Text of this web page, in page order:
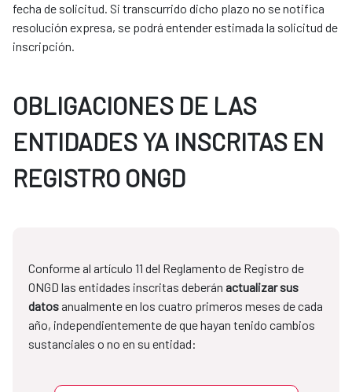
fecha de solicitud. Si transcurrido dicho plazo no se notifica
resolución expresa, se podrá entender estimada la solicitud de
inscripción.
OBLIGACIONES DE LAS
ENTIDADES YA INSCRITAS EN
REGISTRO ONGD
Conforme al artículo 11 del Reglamento de Registro de
ONGD las entidades inscritas deberán actualizar sus
datos anualmente en los cuatro primeros meses de cada
año, independientemente de que hayan tenido cambios
sustanciales o no en su entidad: